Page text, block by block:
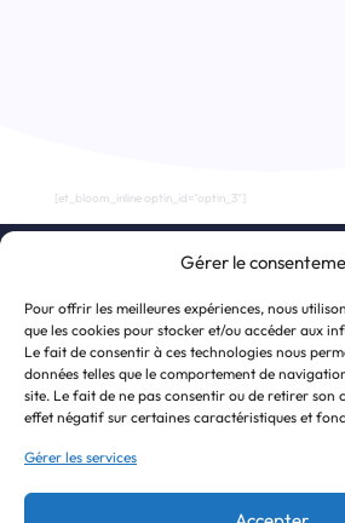
Gérer le
Pour offrir les meilleures expériences, nous
que les cookies pour stocker et/ou accéder aux
Le fait de consentir à ces technologies nous
données telles que le comportement de
site. Le fait de ne pas consentir ou de retirer son
effet négatif sur certaines caractéristiques et
Gérer les services
[et_bloom_inline optin_id="optin_3"]
S’inscrire à la